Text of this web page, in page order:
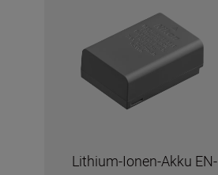
Lithium-Ionen-Akku EN-